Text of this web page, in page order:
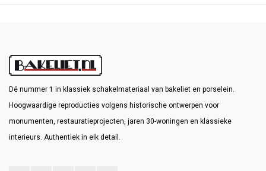
Dé nummer 1 in klassiek schakelmateriaal van bakeliet en porselein.
Hoogwaardige reproducties volgens historische ontwerpen voor
monumenten, restauratieprojecten, jaren 30-woningen en klassieke
interieurs. Authentiek in elk detail.